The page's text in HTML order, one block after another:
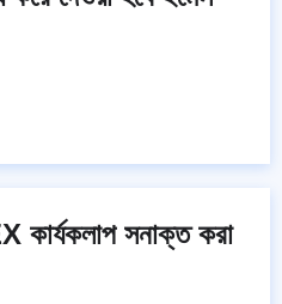
কার্যকলাপ সনাক্ত করা